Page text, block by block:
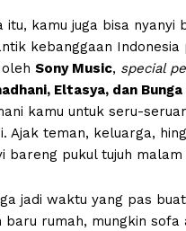
itu, kamu juga bisa nyanyi
kebanggaan Indonesia
Sony Music, special
Eltasya, dan Bunga
kamu untuk seru-
Ajak teman, keluarga,
bareng pukul tujuh malam
jadi waktu yang pas
baru rumah, mungkin sofa